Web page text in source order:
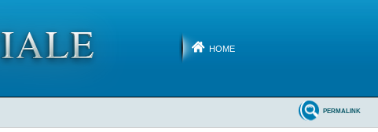
HOME
PERMALINK